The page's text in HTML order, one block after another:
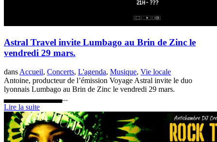
Astral Travel invite Lumbago au Brin de Zinc le
vendredi 29 mars.
dans Accueil, Concerts, L'agenda, Musique, Vie locale
Antoine, producteur de l’émission Voyage Astral invite le duo
lyonnais Lumbago au Brin de Zinc le vendredi 29 mars.
▃▃▃▃▃▃▃▃▃▃...
Lire la suite